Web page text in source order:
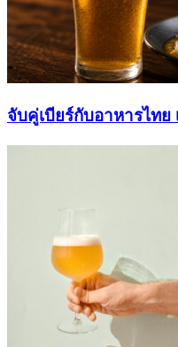
จับคู่เบียร์กับอาหารไทย